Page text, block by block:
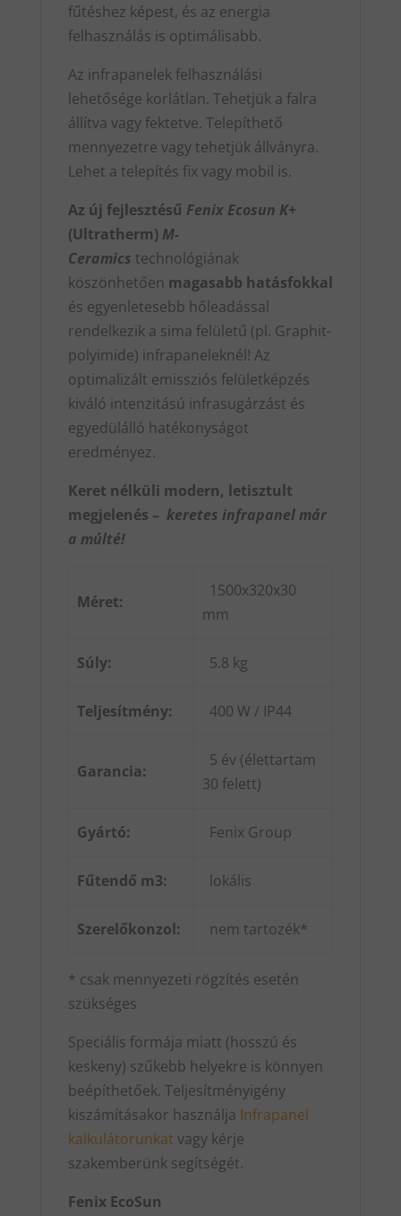
fűtéshez képest, és az energia
felhasználás is optimálisabb.
Az infrapanelek felhasználási
lehetősége korlátlan. Tehetjük a falra
állítva vagy fektetve. Telepíthető
mennyezetre vagy tehetjük állványra.
Lehet a telepítés fix vagy mobil is.
Az új fejlesztésű Fenix Ecosun K+
(Ultratherm) M-
Ceramics technológiának
köszönhetően magasabb hatásfokkal
és egyenletesebb hőleadással
rendelkezik a sima felületű (pl. Graphit-
polyimide) infrapaneleknél! Az
optimalizált emissziós felületképzés
kiváló intenzitású infrasugárzást és
egyedülálló hatékonyságot
eredményez.
Keret nélküli modern, letisztult
megjelenés – keretes infrapanel már
a múlté!
Méret:
1500x320x30
mm
Súly: 5.8 kg
Teljesítmény: 400 W / IP44
Garancia:
5 év (élettartam
30 felett)
Gyártó: Fenix Group
Fűtendő m3: lokális
Szerelőkonzol: nem tartozék*
* csak mennyezeti rögzítés esetén
szükséges
Speciális formája miatt (hosszú és
keskeny) szűkebb helyekre is könnyen
beépíthetőek. Teljesítményigény
kiszámításakor használja Infrapanel
kalkulátorunkat vagy kérje
szakemberünk segítségét.
Fenix EcoSun